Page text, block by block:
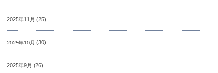
2025年11月 (25)
2025年10月 (30)
2025年9月 (26)